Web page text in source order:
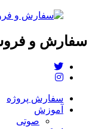
سفارش و
سفارش پروژه
آموزش
صوتی